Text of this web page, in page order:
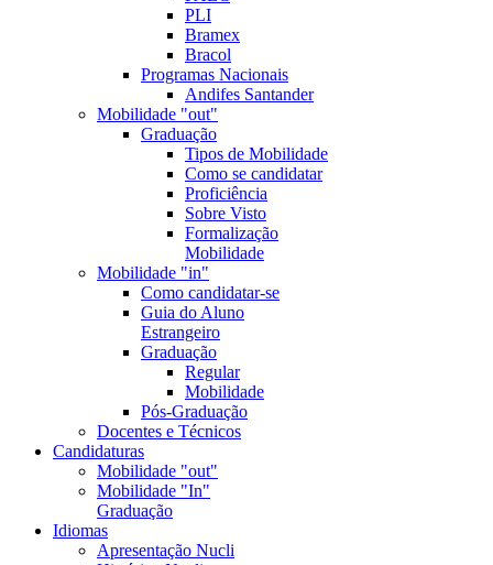
PLI
Bramex
Bracol
Programas Nacionais
Andifes Santander
Mobilidade "out"
Graduação
Tipos de Mobilidade
Como se candidatar
Proficiência
Sobre Visto
Formalização
Mobilidade
Mobilidade "in"
Como candidatar-se
Guia do Aluno
Estrangeiro
Graduação
Regular
Mobilidade
Pós-Graduação
Docentes e Técnicos
Candidaturas
Mobilidade "out"
Mobilidade "In"
Graduação
Idiomas
Apresentação Nucli